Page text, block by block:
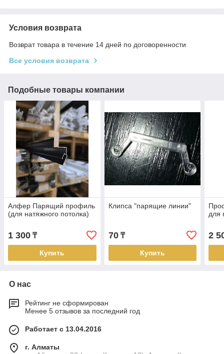
Условия возврата
Возврат товара в течение 14 дней по договоренности
Все условия возврата
Подобные товары компании
Алфер Парящий профиль
(для натяжного потолка)
1 300 ₸
Купить
Клипса "парящие линии"
70₸
Купить
для
2
О нас
Рейтинг не сформирован
Менее 5 отзывов за последний год
Работает с 13.04.2016
г. Алматы